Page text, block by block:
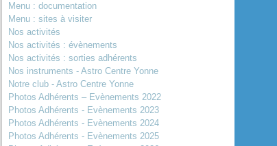
Menu : documentation
Menu : sites à visiter
Nos activités
Nos activités : évènements
Nos activités : sorties adhérents
Nos instruments - Astro Centre Yonne
Notre club - Astro Centre Yonne
Photos Adhérents – Evènements 2022
Photos Adhérents - Evènements 2023
Photos Adhérents - Evènements 2024
Photos Adhérents - Evènements 2025